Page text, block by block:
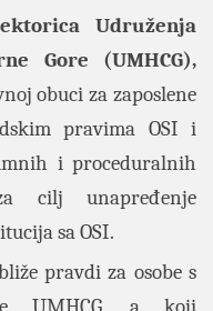
Udruženja
Gore (UMHCG),
obuci za zaposlene
pravima OSI i
i proceduralnih
cilj unapređenje
sa OSI.
pravdi za osobe s